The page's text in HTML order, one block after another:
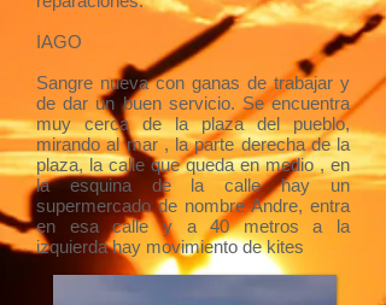
IAGO
Sangre nueva con ganas de trabajar y
de dar un buen servicio. Se encuentra
muy cerca de la plaza del pueblo,
mirando al mar , la parte derecha de la
plaza, la calle que queda en medio , en
la esquina de la calle hay un
supermercado de nombre Andre, entra
en esa calle y a 40 metros a la
izquierda hay movimiento de kites